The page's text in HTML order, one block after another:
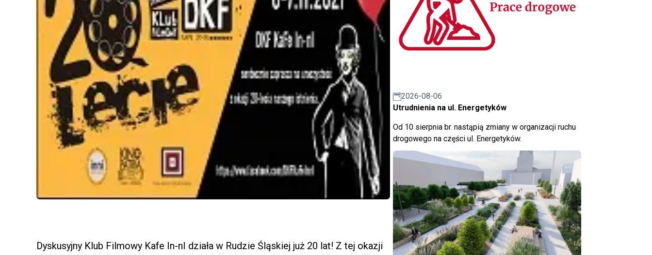
Dyskusyjny Klub Filmowy Kafe In-nI działa w Rudzie Śląskiej już 20 lat! Z tej okazji
2026-08-06
Utrudnienia na ul. Energetyków
Od 10 sierpnia br. nastąpią zmiany w organizacji ruchu
drogowego na części ul. Energetyków.